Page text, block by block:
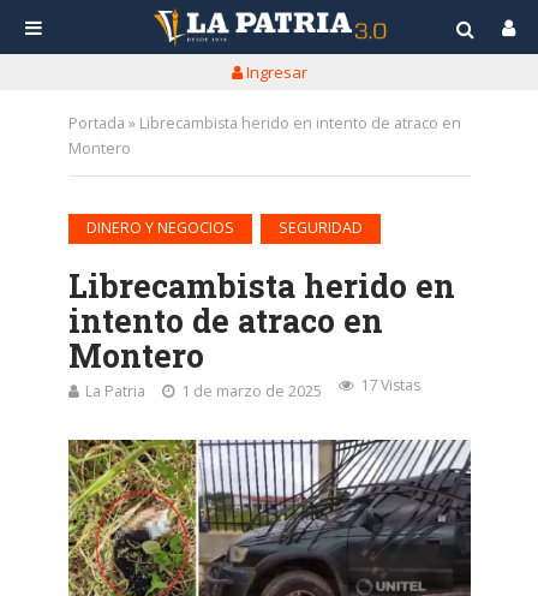
Ingresar
Portada » Librecambista herido en intento de atraco en
Montero
DINERO Y NEGOCIOS SEGURIDAD
Librecambista herido en
intento de atraco en
Montero
La Patria 1 de marzo de 2025 17 Vistas